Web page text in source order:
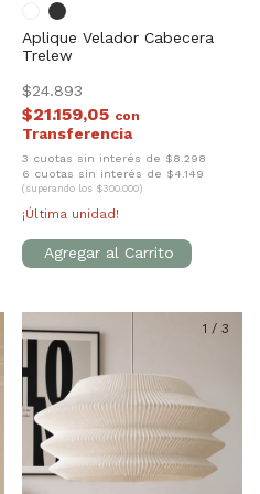
Aplique Velador Cabecera
Trelew
$24.893
$21.159,05 con
3 cuotas sin interés de $8.298
6 cuotas sin interés de $4.149
(superando los $300.000)
¡Última unidad!
1 / 3